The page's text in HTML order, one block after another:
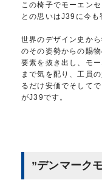
この椅子でモーエン
との思いはJ39に今
世界のデザイン史か
のその姿勢からの賜
要素を抜き出し、モ
まで気を配り、工員
るだけ安価でそして
がJ39です。
”デンマーク